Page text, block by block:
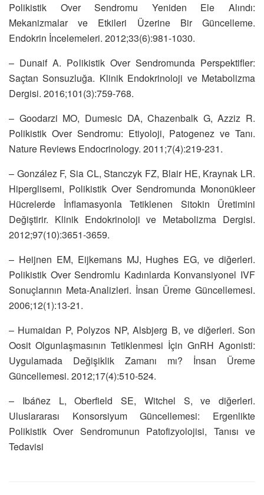
Polikistik Over Sendromu Yeniden Ele Alındı:
Mekanizmalar ve Etkileri Üzerine Bir Güncelleme.
Endokrin İncelemeleri. 2012;33(6):981-1030.
– Dunaif A. Polikistik Over Sendromunda Perspektifler:
Saçtan Sonsuzluğa. Klinik Endokrinoloji ve Metabolizma
Dergisi. 2016;101(3):759-768.
– Goodarzi MO, Dumesic DA, Chazenbalk G, Azziz R.
Polikistik Over Sendromu: Etiyoloji, Patogenez ve Tanı.
Nature Reviews Endocrinology. 2011;7(4):219-231.
– González F, Sia CL, Stanczyk FZ, Blair HE, Kraynak LR.
Hiperglisemi, Polikistik Over Sendromunda Mononükleer
Hücrelerde İnflamasyonla Tetiklenen Sitokin Üretimini
Değiştirir. Klinik Endokrinoloji ve Metabolizma Dergisi.
2012;97(10):3651-3659.
– Heijnen EM, Eijkemans MJ, Hughes EG, ve diğerleri.
Polikistik Over Sendromlu Kadınlarda Konvansiyonel IVF
Sonuçlarının Meta-Analizleri. İnsan Üreme Güncellemesi.
2006;12(1):13-21.
– Humaidan P, Polyzos NP, Alsbjerg B, ve diğerleri. Son
Oosit Olgunlaşmasının Tetiklenmesi İçin GnRH Agonisti:
Uygulamada Değişiklik Zamanı mı? İnsan Üreme
Güncellemesi. 2012;17(4):510-524.
– Ibáñez L, Oberfield SE, Witchel S, ve diğerleri.
Uluslararası Konsorsiyum Güncellemesi: Ergenlikte
Polikistik Over Sendromunun Patofizyolojisi, Tanısı ve
Tedavisi